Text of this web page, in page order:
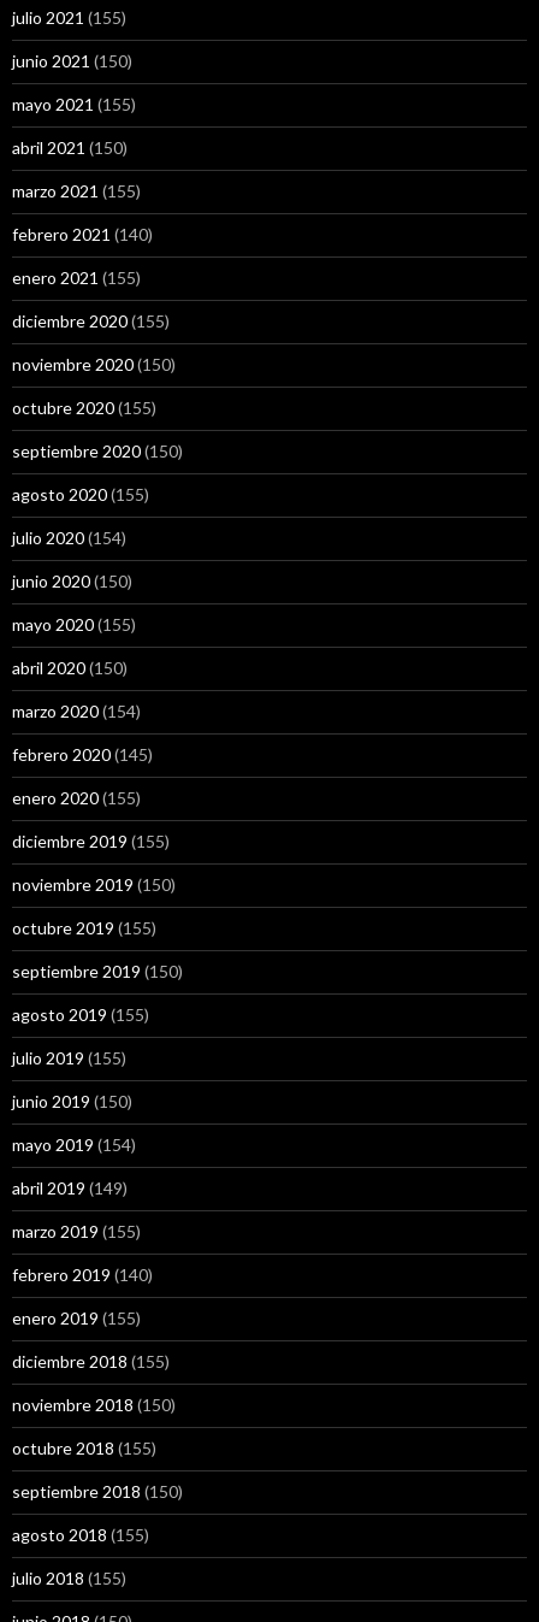
julio 2021 (155)
junio 2021 (150)
mayo 2021 (155)
abril 2021 (150)
marzo 2021 (155)
febrero 2021 (140)
enero 2021 (155)
diciembre 2020(155)
noviembre 2020(150)
octubre 2020(155)
septiembre 2020(150)
agosto 2020(155)
julio 2020(154)
junio 2020(150)
mayo 2020(155)
abril 2020(150)
marzo 2020(154)
febrero 2020(145)
enero 2020(155)
diciembre 2019 (155)
noviembre 2019 (150)
octubre 2019 (155)
septiembre 2019 (150)
agosto 2019 (155)
julio 2019 (155)
junio 2019 (150)
mayo 2019 (154)
abril 2019 (149)
marzo 2019 (155)
febrero 2019 (140)
enero 2019 (155)
diciembre 2018 (155)
noviembre 2018 (150)
octubre 2018 (155)
septiembre 2018 (150)
agosto 2018 (155)
julio 2018 (155)